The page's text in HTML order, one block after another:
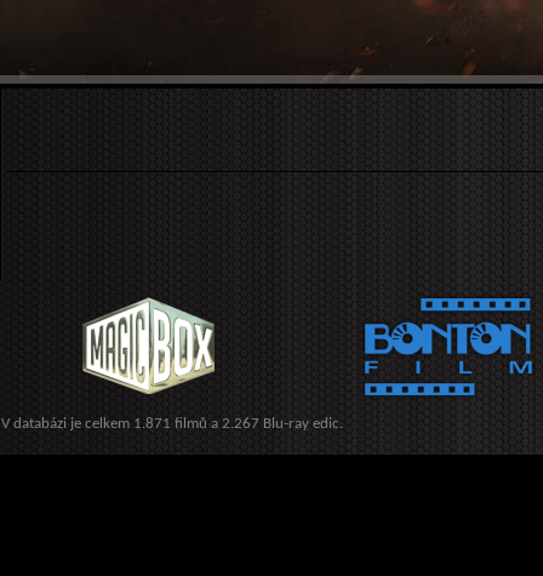
V databázi je celkem 1.871 filmů a 2.267 Blu-ray edic.